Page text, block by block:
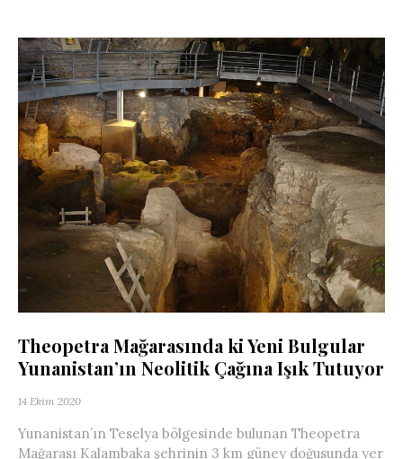
Theopetra Mağarasında ki Yeni Bulgular
Yunanistan’ın Neolitik Çağına Işık Tutuyor
14 Ekim 2020
Yunanistan’ın Teselya bölgesinde bulunan Theopetra
Mağarası Kalambaka şehrinin 3 km güney doğusunda yer